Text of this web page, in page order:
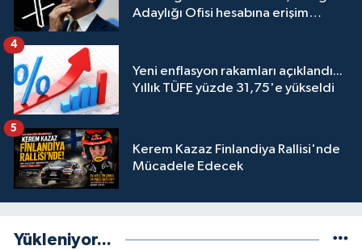
Adaylığı Ofisi hesabına erişim
Yeni enflasyon rakamları açıklandı...
Yıllık TÜFE yüzde 31,75'e yükseldi
4
Kerem Kazaz Finlandiya Rallisi'nde
Mücadele Edecek
5
Yükleniyor...